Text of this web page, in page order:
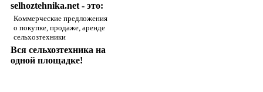
selhoztehnika.net - это:
Коммерческие предложения
о покупке, продаже, аренде
сельхозтехники
Вся сельхозтехника на
одной площадке!